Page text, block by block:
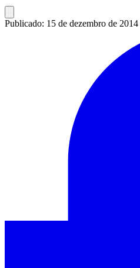
Publicado: 15 de dezembro de 2014